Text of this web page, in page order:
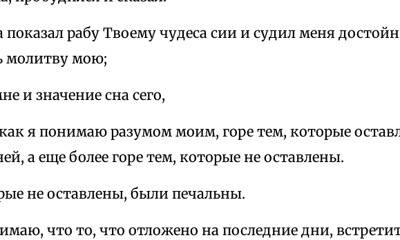
показал рабу Твоему чудеса сии и судил меня
молитву мою;
и значение сна сего,
я понимаю разумом моим, горе тем, которые
а еще более горе тем, которые не оставлены.
не оставлены, были печальны.
что то, что отложено на последние дни,